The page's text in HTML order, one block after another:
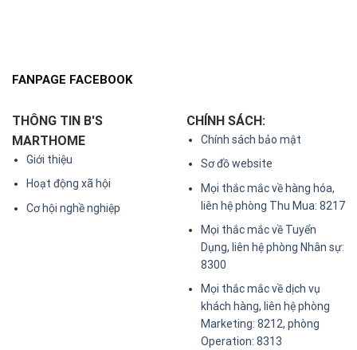
FANPAGE FACEBOOK
THÔNG TIN B'S
MARTHOME
Giới thiệu
Hoạt động xã hội
Cơ hội nghề nghiệp
CHÍNH SÁCH:
Chính sách bảo mật
Sơ đồ website
Mọi thắc mắc về hàng hóa,
liên hệ phòng Thu Mua: 8217
Mọi thắc mắc về Tuyển
Dụng, liên hệ phòng Nhân sự:
8300
Mọi thắc mắc về dịch vụ
khách hàng, liên hệ phòng
Marketing: 8212, phòng
Operation: 8313